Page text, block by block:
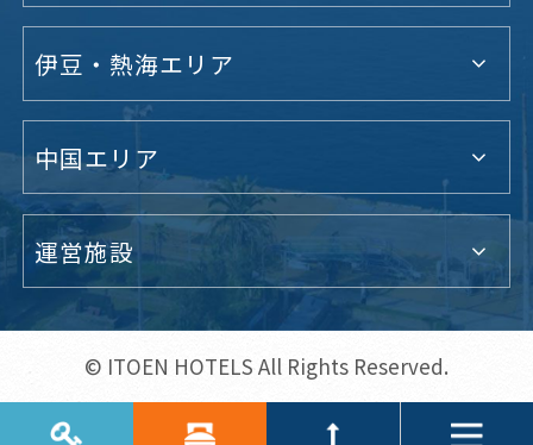
伊豆・熱海エリア
中国エリア
運営施設
© ITOEN HOTELS All Rights Reserved.